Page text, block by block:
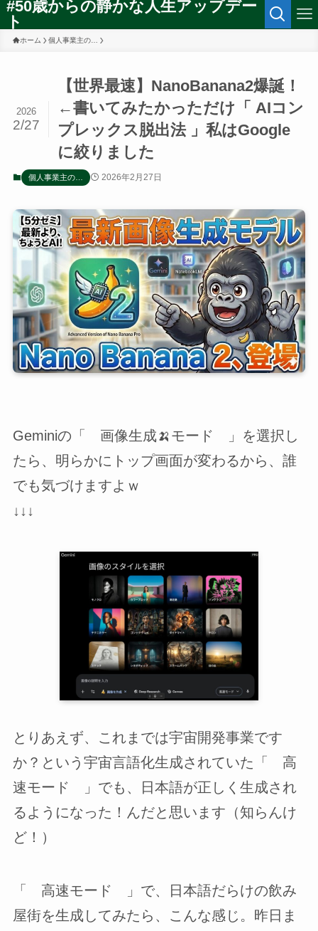
#50歳からの静かな人生アップデー
ト
ホーム 個人事業主の…
【世界最速】NanoBanana2爆誕！
←書いてみたかっただけ「 AIコン
プレックス脱出法 」私はGoogle
に絞りました
2026
2/27
個人事業主の… 2026年2月27日
Geminiの「 画像生成🍌モード 」を選択し
たら、明らかにトップ画面が変わるから、誰
でも気づけますよｗ
↓↓↓
とりあえず、これまでは宇宙開発事業です
か？という宇宙言語化生成されていた「 高
速モード 」でも、日本語が正しく生成され
るようになった！んだと思います（知らんけ
ど！）
「 高速モード 」で、日本語だらけの飲み
屋街を生成してみたら、こんな感じ。昨日ま